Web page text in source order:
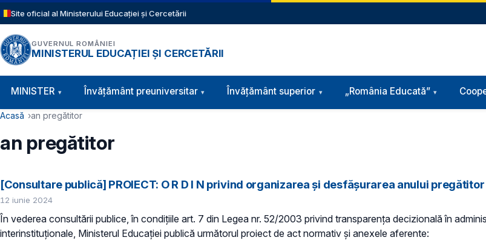
Sari la conținutul principal
Site oficial al Ministerului Educației și Cercetării
GUVERNUL ROMÂNIEI
MINISTERUL EDUCAȚIEI ȘI CERCETĂRII
Navigație principală
MINISTER Învăţământ preuniversitar Învățământ superior „România Educată”
Cale de navigare
Acasă an pregătitor
an pregătitor
[Consultare publică] PROIECT: O R D I N privind organizarea şi desfăşurarea anului
12 iunie 2024
În vederea consultării publice, în condiţiile art. 7 din Legea nr. 52/2003 privind transparenţa decizională în
interinstituționale, Ministerul Educaţiei publică următorul proiect de act normativ și anexele aferente: